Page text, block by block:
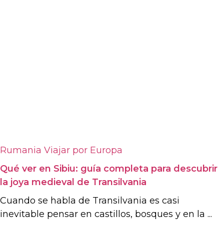
Rumania Viajar por Europa
Qué ver en Sibiu: guía completa para descubrir
la joya medieval de Transilvania
Cuando se habla de Transilvania es casi
inevitable pensar en castillos, bosques y en la ...